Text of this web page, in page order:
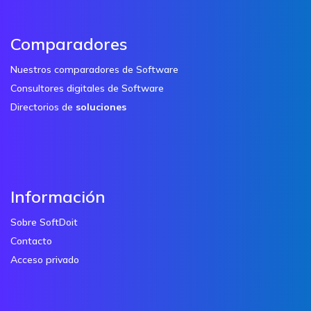
Comparadores
Nuestros comparadores de Software
Consultores digitales de Software
Directorios de soluciones
Información
Sobre SoftDoit
Contacto
Acceso privado